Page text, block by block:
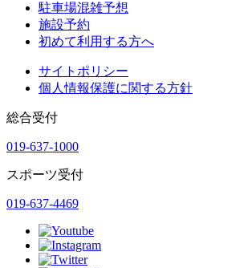
駐車場混雑予想
施設予約
初めて利用する方へ
サイトポリシー
個人情報保護に関する方針
総合受付
019-637-1000
スポーツ受付
019-637-4469